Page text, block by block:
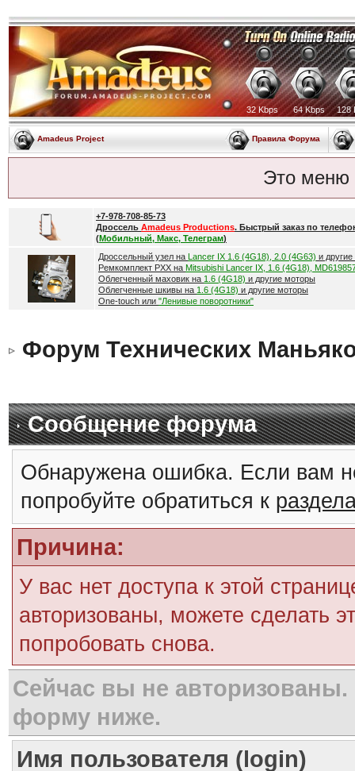
32 Kbps 64 Kbps 128
Amadeus Project Правила Форума
Это меню
+7-978-708-85-73
Дроссель Amadeus Productions. Быстрый заказ по
(Мобильный, Макс, Телеграм)
Дроссельный узел на Lancer IX 1.6 (4G18), 2.0 (4G63) и
Ремкомплект РХХ на Mitsubishi Lancer IX, 1.6 (4G18),
Облегченный маховик на 1.6 (4G18) и другие моторы
Облегченные шкивы на 1.6 (4G18) и другие моторы
One-touch или "Ленивые поворотники"
Форум Технических
Сообщение форума
Обнаружена ошибка. Если вам
попробуйте обратиться к
Причина:
У вас нет доступа к этой
авторизованы, можете сделать
попробовать снова.
Сейчас вы не авторизованы.
форму ниже.
Имя пользователя (login)